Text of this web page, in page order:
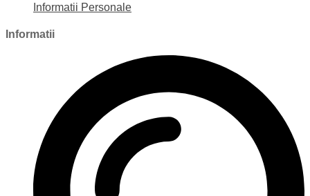
Informatii Personale
Informatii